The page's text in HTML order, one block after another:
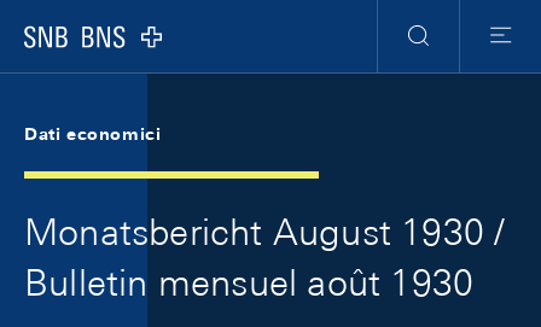
Logo
Ricerca
Menu
Dati economici
Monatsbericht August 1930 /
Bulletin mensuel août 1930